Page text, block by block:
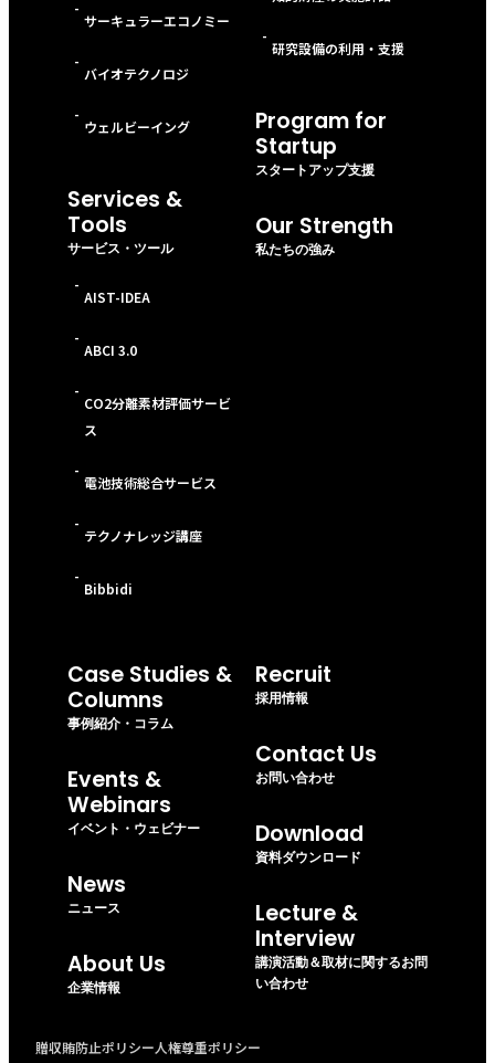
-
サーキュラーエコノミー
-
バイオテクノロジ
-
ウェルビーイング
Services &
Tools
サービス・ツール
-
AIST-IDEA
-
ABCI 3.0
-
CO2分離素材評価サービ
ス
-
電池技術総合サービス
-
テクノナレッジ講座
-
Bibbidi
-
研究設備の利用・支援
Program for
Startup
スタートアップ支援
Our Strength
私たちの強み
Case Studies &
Columns
事例紹介・コラム
Events &
Webinars
イベント・ウェビナー
News
ニュース
About Us
企業情報
Recruit
採用情報
Contact Us
お問い合わせ
Download
資料ダウンロード
Lecture &
Interview
講演活動＆取材に関するお問
い合わせ
贈収賄防止ポリシー人権尊重ポリシー